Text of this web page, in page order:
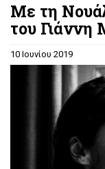
Με τη
του
10 Ιουνίου 2019